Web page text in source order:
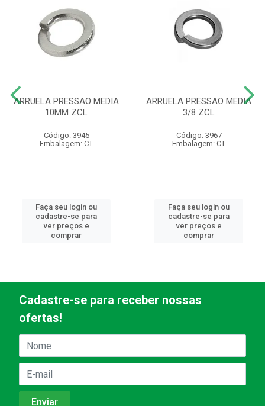
ARRUELA PRESSAO MEDIA
10MM ZCL
Código: 3945
Embalagem: CT
Faça seu login ou
cadastre-se para
ver preços e
comprar
ARRUELA PRESSAO MEDIA
3/8 ZCL
Código: 3967
Embalagem: CT
Faça seu login ou
cadastre-se para
ver preços e
comprar
Cadastre-se para receber nossas
ofertas!